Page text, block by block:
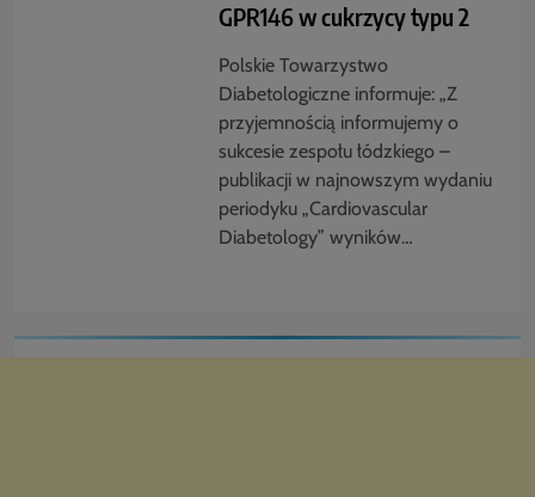
GPR146 w cukrzycy typu 2
Polskie Towarzystwo
Diabetologiczne informuje: „Z
przyjemnością informujemy o
sukcesie zespołu łódzkiego –
publikacji w najnowszym wydaniu
periodyku „Cardiovascular
Diabetology” wyników…